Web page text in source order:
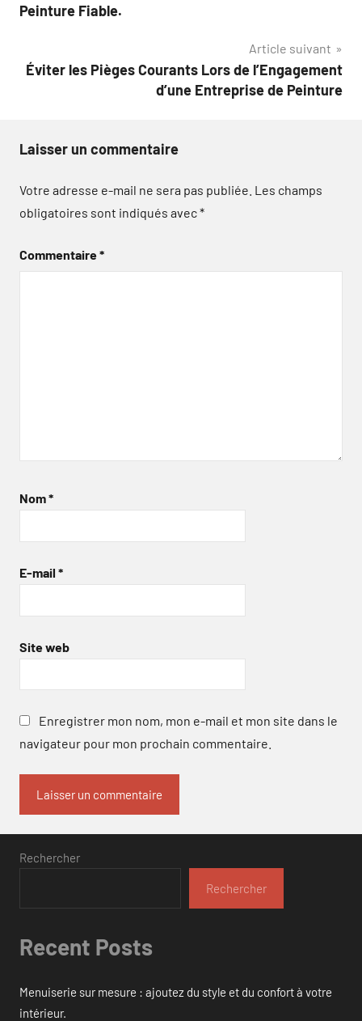
Peinture Fiable.
Article suivant
Éviter les Pièges Courants Lors de l’Engagement
d’une Entreprise de Peinture
Laisser un commentaire
Votre adresse e-mail ne sera pas publiée. Les champs
obligatoires sont indiqués avec*
Commentaire*
Nom*
E-mail *
Site web
Enregistrer mon nom, mon e-mail et mon site dans le
navigateur pour mon prochain commentaire.
Rechercher
Rechercher
Recent Posts
Menuiserie sur mesure : ajoutez du style et du confort à votre
intérieur.